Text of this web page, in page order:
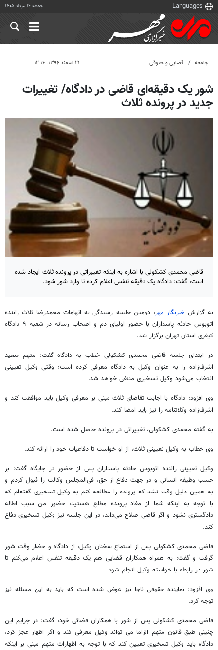
جمعه ۱۶ مرداد ۱۴۰۵
جامعه قضایی و حقوقی ۲۱ اسفند ۱۳۹۶، ۱۲:۱۶
شور یک دقیقه‌ای قاضی در دادگاه/ تغییرات
جدید در پرونده ثلاث
قاضی محمدی کشکولی با اشاره به اینکه تغییراتی در پرونده ثلاث ایجاد شده
است، گفت: دادگاه یک دقیقه تنفس اعلام کرده تا وارد شور شود.
به گزارش خبرنگار مهر، دومین جلسه رسیدگی به اتهامات محمدرضا ثلاث راننده
اتوبوس حادثه پاسداران با حضور اولیای دم و اصحاب رسانه در شعبه ۹ دادگاه
کیفری استان تهران برگزار شد.
در ابتدای جلسه قاضی محمدی کشکولی خطاب به دادگاه گفت: متهم سعید
اشرف‌زاده را به عنوان وکیل به دادگاه معرفی کرده است؛ وقتی وکیل تعیینی
انتخاب می‌شود وکیل تسخیری منتفی خواهد شد.
وی افزود: دادگاه با اجابت تقاضای ثلاث مبنی بر معرفی وکیل باید موافقت کند و
اشرف‌زاده وکلاتنامه را نیز باید امضا کند.
به گفته محمدی کشکولی، تغییراتی در پرونده حاصل شده است.
وی خطاب به وکیل تعیینی ثلاث، از او خواست تا دفاعیات خود را ارائه کند.
وکیل تعیینی راننده اتوبوس حادثه پاسداران پس از حضور در جایگاه گفت: بر
حسب وظیفه انسانی و در جهت دفاع از حق، فی‌المجلس وکالت را قبول کردم و
به همین دلیل وقت نشد که پرونده را مطالعه کنم به وکیل تسخیری گفته‌ام که
با توجه به اینکه شما از مفاد پرونده مطلع هستید، حضور من سبب اطاله
دادگستری نشود و اگر قاضی صلاح می‌داند، در این جلسه نیز وکیل تسخیری دفاع
کند.
قاضی محمدی کشکولی پس از استماع سخنان وکیل، از دادگاه و حضار وقت شور
گرفت و گفت: به همراه همکاران قضایی هم یک دقیقه تنفس اعلام می‌کنم تا
شور در رابطه با خواسته وکیل انجام شود.
وی افزود: نماینده حقوقی ناجا نیز عوض شده است که باید به این مسئله نیز
توجه کرد.
قاضی محمدی کشکولی پس از شور با همکاران قضائی خود، گفت: در جرایم این
چنینی طبق قانون متهم الزاما می تواند وکیل معرفی کند و اگر اظهار عجز کرد،
دادگاه باید وکیل تسخیری تعیین کند که با توجه به اظهارات متهم مبنی بر اینکه